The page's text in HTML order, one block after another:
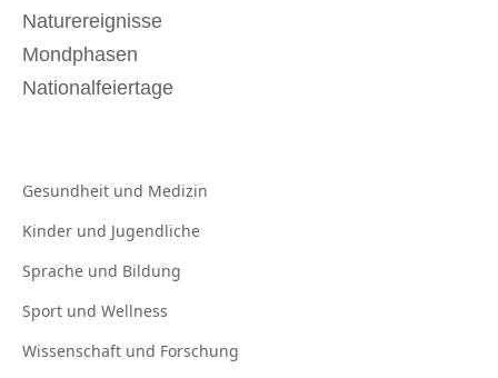
Naturereignisse
Mondphasen
Nationalfeiertage
Gesundheit und Medizin
Kinder und Jugendliche
Sprache und Bildung
Sport und Wellness
Wissenschaft und Forschung